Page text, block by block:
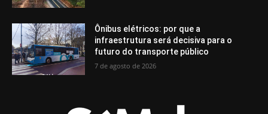
Ônibus elétricos: por que a
infraestrutura será decisiva para o
futuro do transporte público
7 de agosto de 2026